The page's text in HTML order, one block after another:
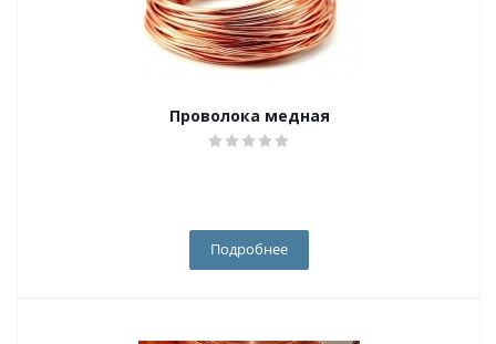
Проволока медная
Подробнее